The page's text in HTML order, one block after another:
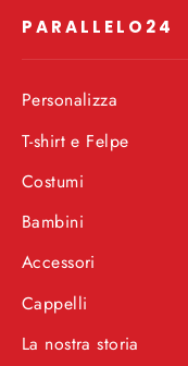
PARALLELO24
Personalizza
T-shirt e Felpe
Costumi
Bambini
Accessori
Cappelli
La nostra storia